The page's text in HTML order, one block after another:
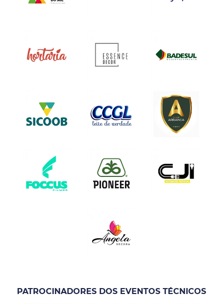
PATROCINADORES DOS EVENTOS TÉCNICOS